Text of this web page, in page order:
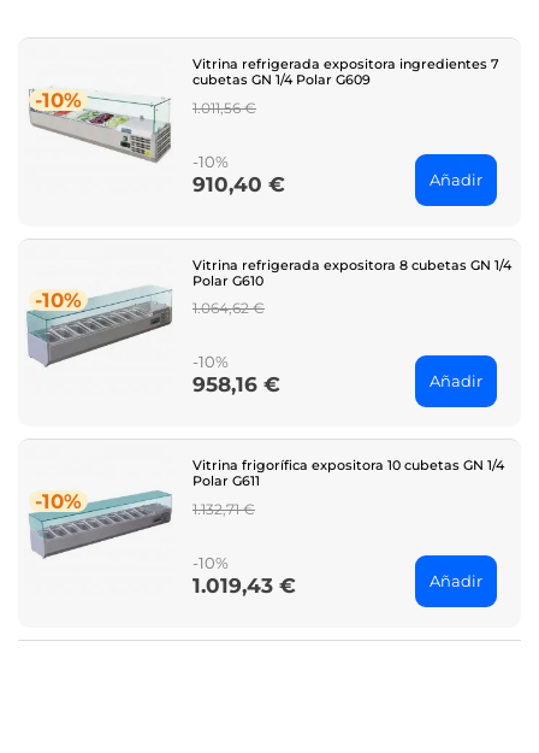
-10%
Vitrina refrigerada expositora ingredientes 7
cubetas GN 1/4 Polar G609
Regular
1.011,56 €
-10%
Price
910,40 € Añadir
-10%
Vitrina refrigerada expositora 8 cubetas GN 1/4
Polar G610
Regular
1.064,62 €
-10%
Price
958,16 € Añadir
-10%
Vitrina frigorífica expositora 10 cubetas GN 1/4
Polar G611
Regular
1.132,71 €
-10%
Price
1.019,43 € Añadir